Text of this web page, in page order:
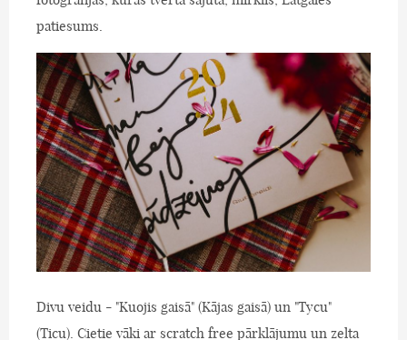
patiesums.
Divu veidu - "Kuojis gaisā" (Kājas gaisā) un "Tycu"
(Ticu). Cietie vāki ar scratch free pārklājumu un zelta